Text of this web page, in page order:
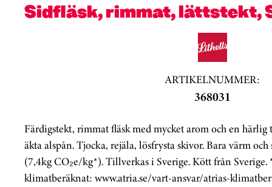
Sidfläsk, rimmat, lättstekt,
ARTIKELNUMMER:
368031
Färdigstekt, rimmat fläsk med mycket arom och en
äkta alspån. Tjocka, rejäla, lösfrysta skivor. Bara värm
(7,4kg CO₂e/kg*). Tillverkas i Sverige. Kött från Sverige.
klimatberäknat: www.atria.se/vart-ansvar/atrias-